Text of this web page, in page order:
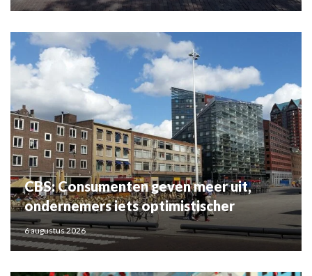
CBS: Consumenten geven meer uit,
ondernemers iets optimistischer
6 augustus 2026